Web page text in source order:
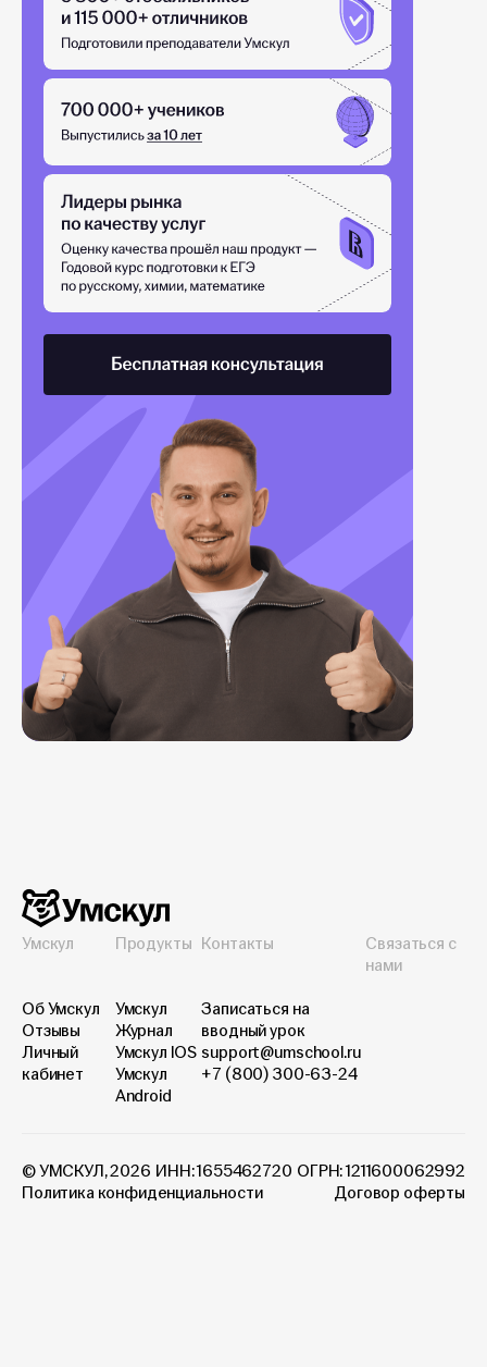
Умскул
Об Умскул
Отзывы
Личный
кабинет
Продукты
Умскул
Журнал
Умскул IOS
Умскул
Android
Контакты
Записаться на
вводный урок
support@umschool.ru
+7 (800) 300-63-24
Связаться с
нами
© УМСКУЛ, 2026 ИНН: 1655462720 ОГРН: 1211600062992
Политика конфиденциальности
Договор оферты